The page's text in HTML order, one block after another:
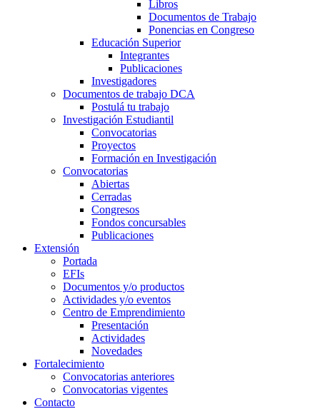
Libros
Documentos de Trabajo
Ponencias en Congreso
Educación Superior
Integrantes
Publicaciones
Investigadores
Documentos de trabajo DCA
Postulá tu trabajo
Investigación Estudiantil
Convocatorias
Proyectos
Formación en Investigación
Convocatorias
Abiertas
Cerradas
Congresos
Fondos concursables
Publicaciones
Extensión
Portada
EFIs
Documentos y/o productos
Actividades y/o eventos
Centro de Emprendimiento
Presentación
Actividades
Novedades
Fortalecimiento
Convocatorias anteriores
Convocatorias vigentes
Contacto